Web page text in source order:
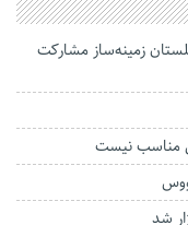
زمینه‌ساز مشارکت
مناسب نیست
شد